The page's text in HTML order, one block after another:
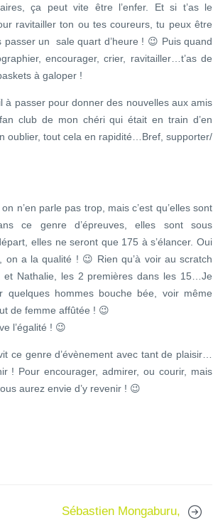
ça peut vite être l’enfer. Et si t’as le
ravitailler ton ou tes coureurs, tu peux être
un sale quart d’heure ! 😉 Puis quand
encourager, crier, ravitailler…t’as de
à galoper !
à passer pour donner des nouvelles aux amis
club de mon chéri qui était en train d’en
oublier, tout cela en rapidité…Bref, supporter/
n’en parle pas trop, mais c’est qu’elles sont
ce genre d’épreuves, elles sont sous
elles ne seront que 175 à s’élancer. Oui
on a la qualité ! 😉 Rien qu’à voir au scratch
Nathalie, les 2 premières dans les 15…Je
quelques hommes bouche bée, voir même
de femme affûtée ! 😉
l’égalité ! 😉
ce genre d’évènement avec tant de plaisir…
! Pour encourager, admirer, ou courir, mais
aurez envie d’y revenir ! 😉
Sébastien Mongaburu,